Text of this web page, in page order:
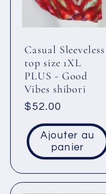
Casual Sleeveless
top size 1XL
PLUS - Good
Vibes shibori
Prix
habituel
$52.00
Ajouter au
panier